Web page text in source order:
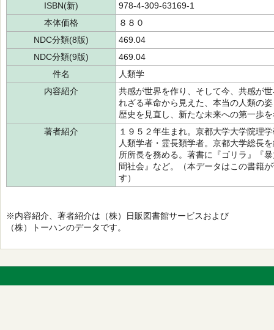
ISBN(新)
978-4-309-63169-1
本体価格
８８０
NDC分類(8版)
469.04
NDC分類(9版)
469.04
件名
人類学
内容紹介
共感が世界を作り、そして今、共感が
れざる革命から見えた、本当の人類の
歴史を見直し、新たな未来への第一歩
著者紹介
１９５２年生まれ。京都大学大学院理
人類学者・霊長類学者。京都大学総長
所所長を務める。著書に『ゴリラ』『
間社会』など。（本データはこの書籍
す）
※内容紹介、著者紹介は（株）日販図書館サービスおよび
（株）トーハンのデータです。